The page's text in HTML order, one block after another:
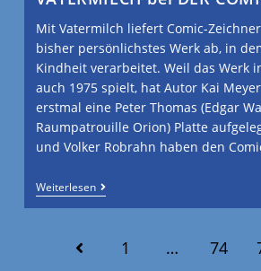
Mit Vatermilch liefert Comic-
bisher persönlichstes Werk ab, in
Kindheit verarbeitet. Weil das Werk
auch 1975 spielt, hat Autor Kai
erstmal eine Peter Thomas (Edgar
Raumpatrouille Orion) Platte
und Volker Robrahn haben den
Weiterlesen
1 … 74